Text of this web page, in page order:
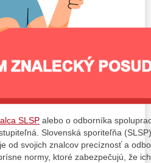
SLSP alebo o odborníka
Slovenská sporiteľňa
od svojich znalcov precíznosť a
normy, ktoré zabezpečujú, že